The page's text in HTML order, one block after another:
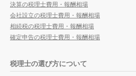
決算の税理士費用・報酬相場
会社設立の税理士費用・報酬相場
相続税の税理士費用・報酬相場
確定申告の税理士費用・報酬相場
税理士の選び方について